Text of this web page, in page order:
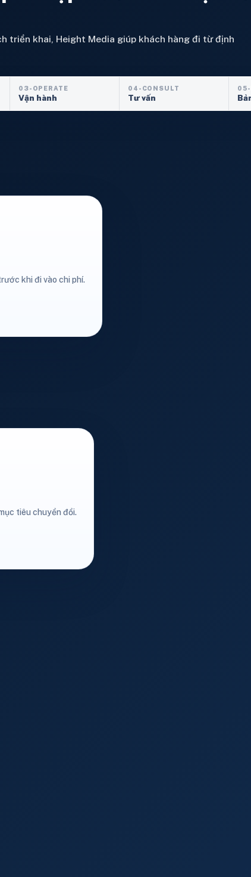
triển khai, Height Media giúp khách hàng đi từ định
03-OPERATE
Vận hành
04-CONSULT
Tư vấn
05-
khi đi vào chi phí.
tiêu chuyển đổi.